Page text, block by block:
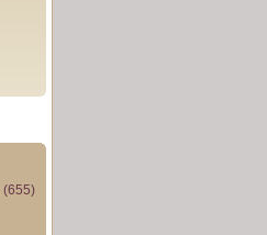
(655)